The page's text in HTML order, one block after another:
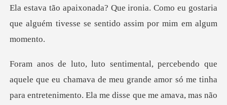
la estava tão apaixonada? Que ironia. Como eu gostaria
qu
para entretenimento. Ela me disse que me amava, mas não